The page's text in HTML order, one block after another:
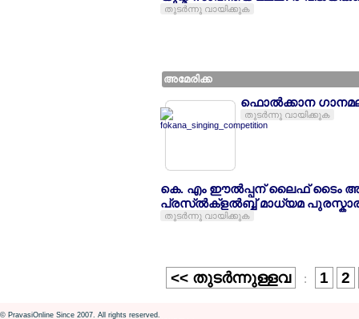
തുടര്‍ന്നു വായിക്കുക
അമേരിക്ക
ഫൊല്‍ക്കാന
തുടര്‍ന്നു വായിക്കുക
കെ. എം ഈല്‍പ്പന് ലൈഫ് ടൈം
പ്രസ്ല്‍ക്ളല്‍ബ്ബ് മാധ്യമ
തുടര്‍ന്നു വായിക്കുക
<< തുടര്‍ന്നുള്ളവ : 1 2
© PravasiOnline Since 2007. All rights reserved.